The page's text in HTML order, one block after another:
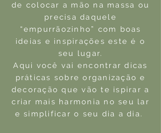
de colocar a mão na massa ou
precisa daquele
“empurrãozinho” com boas
ideias e inspirações este é o
seu lugar.
Aqui você vai encontrar dicas
práticas sobre organização e
decoração que vão te ispirar a
criar mais harmonia no seu lar
e simplificar o seu dia a dia.